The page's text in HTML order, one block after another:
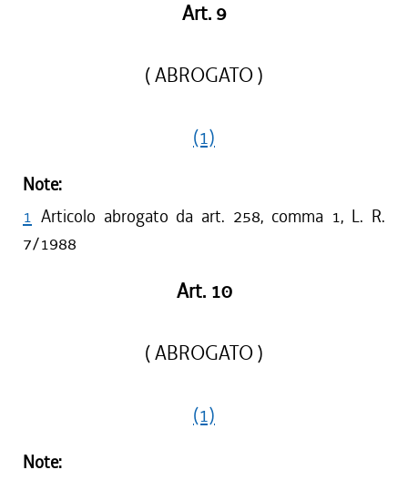
Art. 9
( ABROGATO )
(1)
Note:
1 Articolo abrogato da art. 258, comma 1, L. R.
7/1988
Art. 10
( ABROGATO )
(1)
Note: